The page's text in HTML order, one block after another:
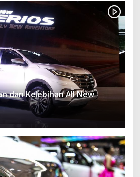
dan Kelebihan All New